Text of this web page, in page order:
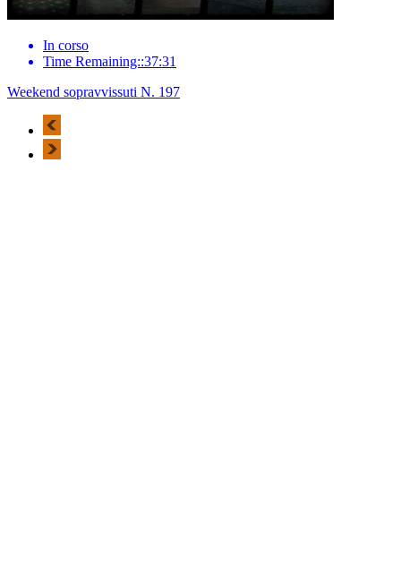
In corso
Time Remaining::37:31
Weekend sopravvissuti N. 197